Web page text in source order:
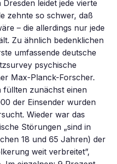
leidet jede vierte
zehnte so schwer, daß
– die allerdings nur jede
Zu ähnlich bedenklichen
umfassende deutsche
psychische
Max-Planck-Forscher.
zunächst einen
der Einsender wurden
Wieder war das
Störungen „sind in
18 und 65 Jahren) der
weit verbreitet”,